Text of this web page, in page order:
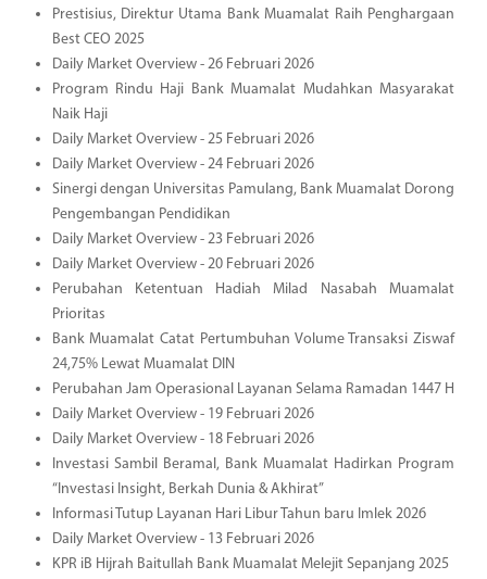
Prestisius, Direktur Utama Bank Muamalat Raih Penghargaan
Best CEO 2025
Daily Market Overview - 26 Februari 2026
Program Rindu Haji Bank Muamalat Mudahkan Masyarakat
Naik Haji
Daily Market Overview - 25 Februari 2026
Daily Market Overview - 24 Februari 2026
Sinergi dengan Universitas Pamulang, Bank Muamalat Dorong
Pengembangan Pendidikan
Daily Market Overview - 23 Februari 2026
Daily Market Overview - 20 Februari 2026
Perubahan Ketentuan Hadiah Milad Nasabah Muamalat
Prioritas
Bank Muamalat Catat Pertumbuhan Volume Transaksi Ziswaf
24,75% Lewat Muamalat DIN
Perubahan Jam Operasional Layanan Selama Ramadan 1447 H
Daily Market Overview - 19 Februari 2026
Daily Market Overview - 18 Februari 2026
Investasi Sambil Beramal, Bank Muamalat Hadirkan Program
“Investasi Insight, Berkah Dunia & Akhirat”
Informasi Tutup Layanan Hari Libur Tahun baru Imlek 2026
Daily Market Overview - 13 Februari 2026
KPR iB Hijrah Baitullah Bank Muamalat Melejit Sepanjang 2025